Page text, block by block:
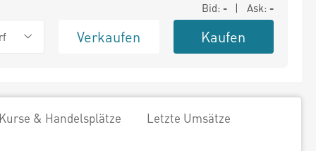
Bid: - | Ask: -
Verkaufen Kaufen
& Handelsplätze Letzte Umsätze